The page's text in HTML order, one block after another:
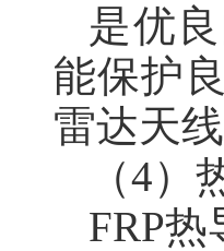
是优
能保护
雷达天线
（4）
FRP热